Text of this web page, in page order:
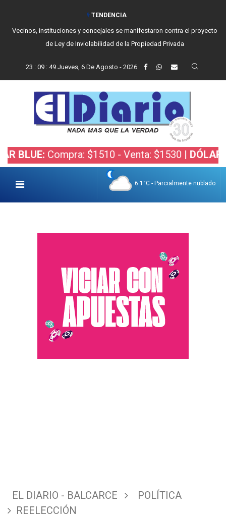
TENDENCIA
Vecinos, instituciones y concejales se manifestaron contra el proyecto
de Ley de Inviolabilidad de la Propiedad Privada
23 : 09: 50 Jueves, 6 De Agosto - 2026
Compra: $1510 - Venta: $1530 | DÓLAR BOLSA:
6.1°C - Parcialmente nublado
EL DIARIO - BALCARCE
POLÍTICA
REELECCIÓN